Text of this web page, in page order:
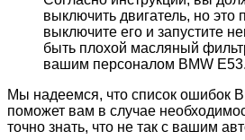
выключить двигатель, но это
выключите его и запустите
быть плохой масляный
вашим персоналом BMW E53.
Мы надеемся, что список ошибок
поможет вам в случае
точно знать, что не так с вашим